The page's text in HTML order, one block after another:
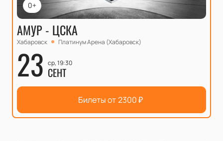
0+
АМУР - ЦСКА
Хабаровск Платинум Арена (Хабаровск)
23 ср, 19:30
СЕНТ
Билеты от2300₽